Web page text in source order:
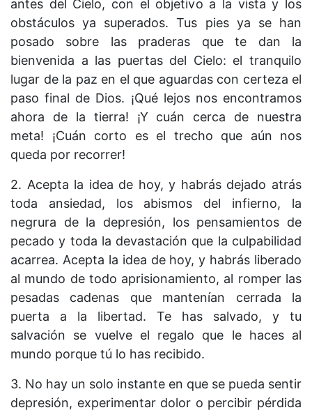
antes del Cielo, con el objetivo a la vista y los
obstáculos ya superados. Tus pies ya se han
posado sobre las praderas que te dan la
bienvenida a las puertas del Cielo: el tranquilo
lugar de la paz en el que aguardas con certeza el
paso final de Dios. ¡Qué lejos nos encontramos
ahora de la tierra! ¡Y cuán cerca de nuestra
meta! ¡Cuán corto es el trecho que aún nos
queda por recorrer!
2. Acepta la idea de hoy, y habrás dejado atrás
toda ansiedad, los abismos del infierno, la
negrura de la depresión, los pensamientos de
pecado y toda la devastación que la culpabilidad
acarrea. Acepta la idea de hoy, y habrás liberado
al mundo de todo aprisionamiento, al romper las
pesadas cadenas que mantenían cerrada la
puerta a la libertad. Te has salvado, y tu
salvación se vuelve el regalo que le haces al
mundo porque tú lo has recibido.
3. No hay un solo instante en que se pueda sentir
depresión, experimentar dolor o percibir pérdida